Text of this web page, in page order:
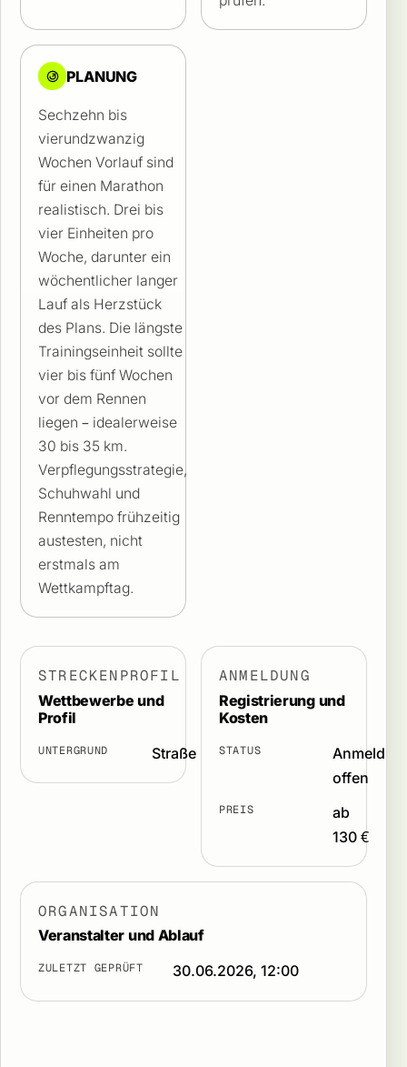
PLANUNG
Sechzehn bis
vierundzwanzig
Wochen Vorlauf sind
für einen Marathon
realistisch. Drei bis
vier Einheiten pro
Woche, darunter ein
wöchentlicher langer
Lauf als Herzstück
des Plans. Die längste
Trainingseinheit sollte
vier bis fünf Wochen
vor dem Rennen
liegen – idealerweise
30 bis 35 km.
Verpflegungsstrategie,
Schuhwahl und
Renntempo frühzeitig
austesten, nicht
erstmals am
Wettkampftag.
STRECKENPROFIL
Wettbewerbe und
Profil
UNTERGRUND Straße
ANMELDUNG
Registrierung und
Kosten
STATUS
offen
PREIS
ab
130 €
ORGANISATION
Veranstalter und Ablauf
ZULETZT GEPRÜFT 30.06.2026, 12:00